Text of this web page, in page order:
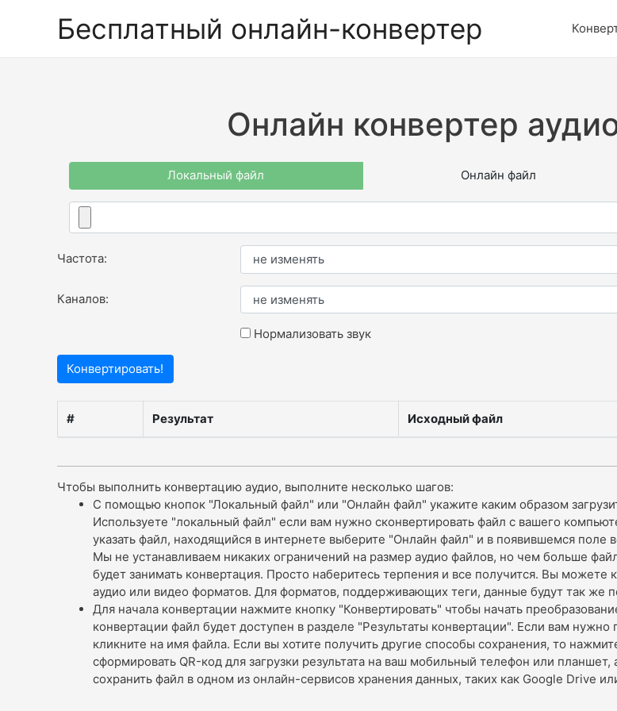
Бесплатный онлайн-конвертер
Онлайн конвертер
Локальный файл Онлайн файл
Частота:
Каналов:
Нормализовать звук
Конвертировать!
# Результат Исходный файл
Чтобы выполнить конвертацию аудио, выполните несколько шагов:
С помощью кнопок "Локальный файл" или "Онлайн файл" укажите каким образом
Используете "локальный файл" если вам нужно сконвертировать файл с вашего
указать файл, находящийся в интернете выберите "Онлайн файл" и в появившемся поле
Мы не устанавливаем никаких ограничений на размер аудио файлов, но чем больше
будет занимать конвертация. Просто наберитесь терпения и все получится. Вы можете
аудио или видео форматов. Для форматов, поддерживающих теги, данные будут так же
Для начала конвертации нажмите кнопку "Конвертировать" чтобы начать
конвертации файл будет доступен в разделе "Результаты конвертации". Если вам нужно
кликните на имя файла. Если вы хотите получить другие способы сохранения, то
сформировать QR-код для загрузки результата на ваш мобильный телефон или планшет,
сохранить файл в одном из онлайн-сервисов хранения данных, таких как Google Drive